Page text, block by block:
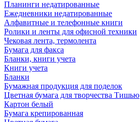
Планинги недатированные
Ежедневники недатированные
Алфавитные и телефонные книги
Ролики и ленты для офисной техники
Чековая лента, термолента
Бумага для факса
Бланки, книги учета
Книги учета
Бланки
Бумажная продукция для поделок
Цветная бумага для творчества Тишью
Картон белый
Бумага крепированная